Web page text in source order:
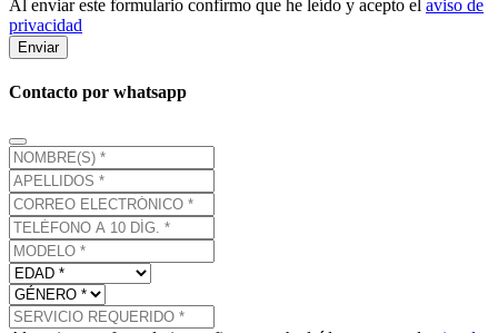
Al enviar este formulario confirmo que he leído y acepto el aviso de
privacidad
Enviar
Contacto por whatsapp